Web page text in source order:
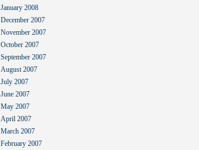
January 2008
December 2007
November 2007
October 2007
September 2007
August 2007
July 2007
June 2007
May 2007
April 2007
March 2007
February 2007